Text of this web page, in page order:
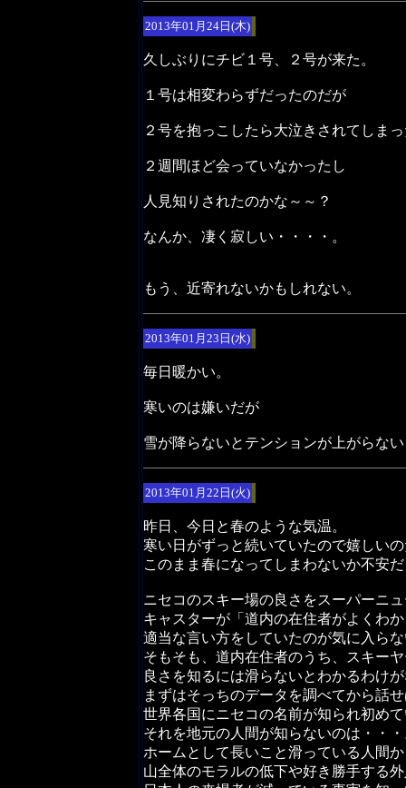
2013年01月24日(木)
久しぶりにチビ１号、２号が来た。
１号は相変わらずだったのだが
２号を抱っこしたら大泣きされてしま
２週間ほど会っていなかったし
人見知りされたのかな～～？
なんか、凄く寂しい・・・・。
もう、近寄れないかもしれない。
2013年01月23日(水)
毎日暖かい。
寒いのは嫌いだが
雪が降らないとテンションが上がらない
2013年01月22日(火)
昨日、今日と春のような気温。
寒い日がずっと続いていたので嬉しい
このまま春になってしまわないか不安
ニセコのスキー場の良さをスーパーニ
キャスターが「道内の在住者がよくわ
適当な言い方をしていたのが気に入ら
そもそも、道内在住者のうち、スキー
良さを知るには滑らないとわかるわけ
まずはそっちのデータを調べてから話
世界各国にニセコの名前が知られ初め
それを地元の人間が知らないのは・・
ホームとして長いこと滑っている人間
山全体のモラルの低下や好き勝手する